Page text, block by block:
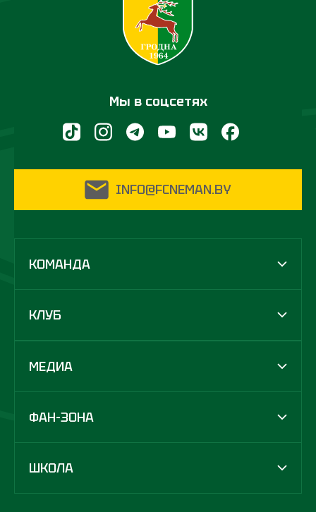
Мы в соцсетях
INFO@FCNEMAN.BY
КОМАНДА
КЛУБ
МЕДИА
ФАН-ЗОНА
ШКОЛА